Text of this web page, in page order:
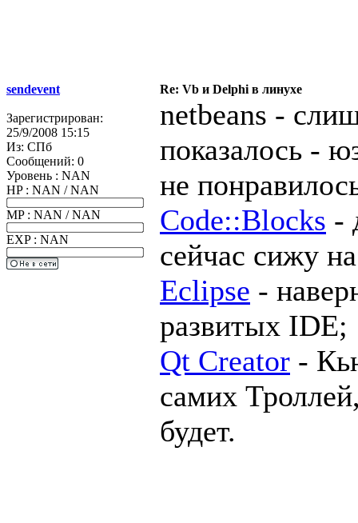
sendevent Re: Vb и Delphi в линухе
Зарегистрирован:
25/9/2008 15:15
Из: СПб
Сообщений: 0
Уровень : NAN
HP : NAN / NAN
MP : NAN / NAN
EXP : NAN
netbeans -
показалось -
не
Code::Blocks -
сейчас сижу
Eclipse -
развитых IDE;
Qt Creator -
самих
будет.